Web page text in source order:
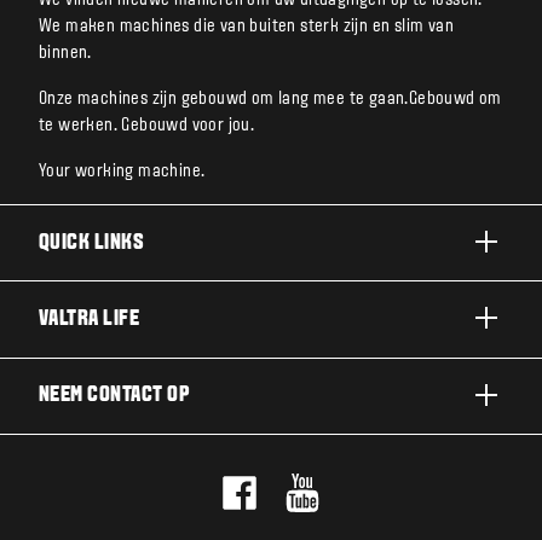
We maken machines die van buiten sterk zijn en slim van
binnen.
Onze machines zijn gebouwd om lang mee te gaan.Gebouwd om
te werken. Gebouwd voor jou.
Your working machine.
QUICK LINKS
N SERIE
VALTRA LIFE
NEEM CONTACT OP